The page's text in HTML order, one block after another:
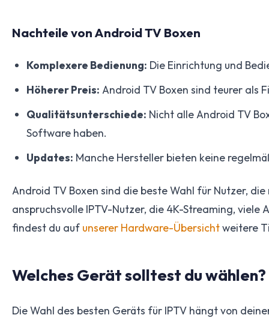
Nachteile von Android TV Boxen
Komplexere Bedienung: Die Einrichtung und
Höherer Preis: Android TV Boxen sind teurer als
Qualitätsunterschiede: Nicht alle Android TV
Software haben.
Updates: Manche Hersteller bieten keine
Android TV Boxen sind die beste Wahl für Nutzer,
anspruchsvolle IPTV-Nutzer, die 4K-Streaming, viele
findest du auf unserer Hardware-Übersichtweitere
Welches Gerät solltest du wählen?
Die Wahl des besten Geräts für IPTV hängt von